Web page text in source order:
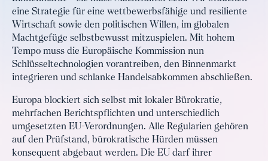
eine Strategie für eine wettbewerbsfähige und resiliente
Wirtschaft sowie den politischen Willen, im globalen
Machtgefüge selbstbewusst mitzuspielen. Mit hohem
Tempo muss die Europäische Kommission nun
Schlüsseltechnologien vorantreiben, den Binnenmarkt
integrieren und schlanke Handelsabkommen abschließen.
Europa blockiert sich selbst mit lokaler Bürokratie,
mehrfachen Berichtspflichten und unterschiedlich
umgesetzten EU-Verordnungen. Alle Regularien gehören
auf den Prüfstand, bürokratische Hürden müssen
konsequent abgebaut werden. Die EU darf ihrer